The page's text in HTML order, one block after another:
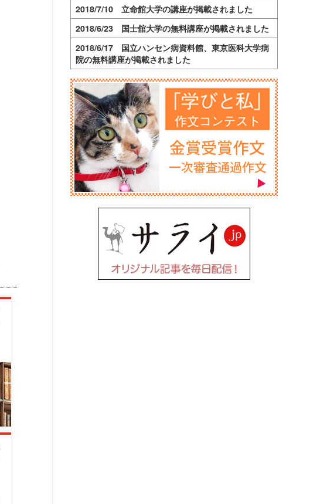
2018/7/10 立命館大学の講座が掲載されました
2018/6/23 国士舘大学の無料講座が掲載されました
2018/6/17 国立ハンセン病資料館、東京医科大学病
院の無料講座が掲載されました